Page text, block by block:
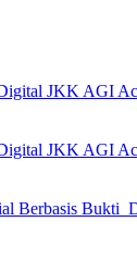
JKK AGI
JKK AGI
Berbasis Bukti